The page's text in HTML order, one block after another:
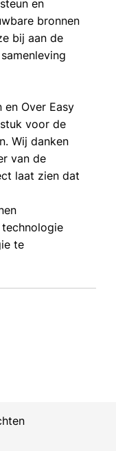
en
bronnen
bij aan de
en Over Easy
voor de
Wij danken
van de
laat zien dat
te